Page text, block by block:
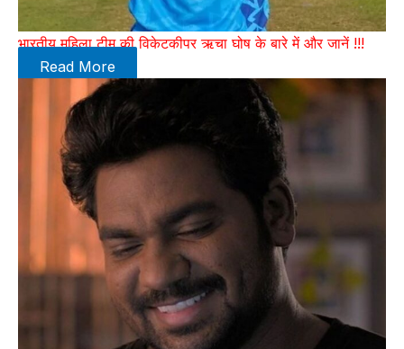
भारतीय महिला टीम की विकेटकीपर ऋचा घोष के बारे में और जानें !!!
Read More